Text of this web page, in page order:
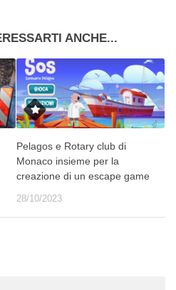
ANCHE...
Pelagos e Rotary club di
Monaco insieme per la
creazione di un escape game
28/10/2023